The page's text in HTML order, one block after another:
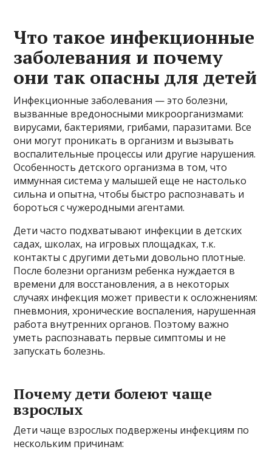
Что такое инфекционные
заболевания и почему
они так опасны для детей
Инфекционные заболевания — это болезни,
вызванные вредоносными микроорганизмами:
вирусами, бактериями, грибами, паразитами. Все
они могут проникать в организм и вызывать
воспалительные процессы или другие нарушения.
Особенность детского организма в том, что
иммунная система у малышей еще не настолько
сильна и опытна, чтобы быстро распознавать и
бороться с чужеродными агентами.
Дети часто подхватывают инфекции в детских
садах, школах, на игровых площадках, т.к.
контакты с другими детьми довольно плотные.
После болезни организм ребенка нуждается в
времени для восстановления, а в некоторых
случаях инфекция может привести к осложнениям:
пневмония, хронические воспаления, нарушенная
работа внутренних органов. Поэтому важно
уметь распознавать первые симптомы и не
запускать болезнь.
Почему дети болеют чаще
взрослых
Дети чаще взрослых подвержены инфекциям по
нескольким причинам: